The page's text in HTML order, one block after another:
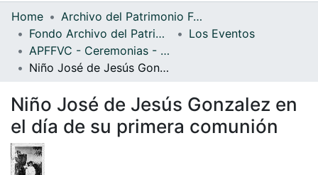
Statistics
Home
Archivo del Patrimonio Fotográfico y Fílmico del Valle del Cauca
Fondo Archivo del Patrimonio Fotográfico y Fílmico del Valle del Cauca
Los Eventos
APFFVC - Ceremonias - Patrimonial
Niño José de Jesús Gonzalez en el día de su primera comunión
Niño José de Jesús Gonzalez en
el día de su primera comunión